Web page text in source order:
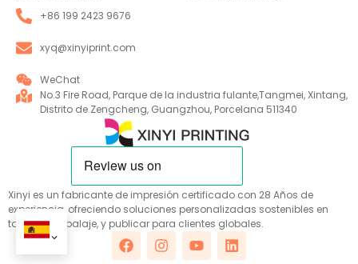
Xinyi es un fabricante de impresión certificado con 28 Años de
experiencia, ofreciendo soluciones personalizadas sostenibles en
tarjetas, embalaje, y publicar para clientes globales.
+86 199 2423 9676
xyq@xinyiprint.com
WeChat
No.3 Fire Road, Parque de la industria fulante,Tangmei, Xintang,
Distrito de Zengcheng, Guangzhou, Porcelana 511340